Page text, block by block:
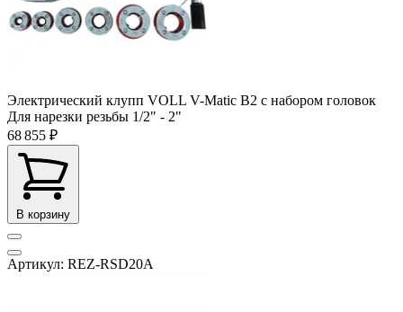
Электрический клупп VOLL V-Matic B2 с набором головок
Для нарезки резьбы 1/2" - 2"
68 855 ₽
В корзину
Артикул: REZ-RSD20A